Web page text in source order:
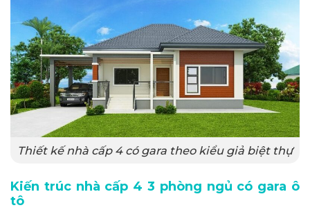
Thiết kế nhà cấp 4 có gara theo kiểu giả biệt thự
Kiến trúc nhà cấp 4 3 phòng ngủ có gara ô
tô